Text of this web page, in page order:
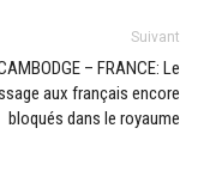
Suivant
– FRANCE: Le
aux français encore
bloqués dans le royaume